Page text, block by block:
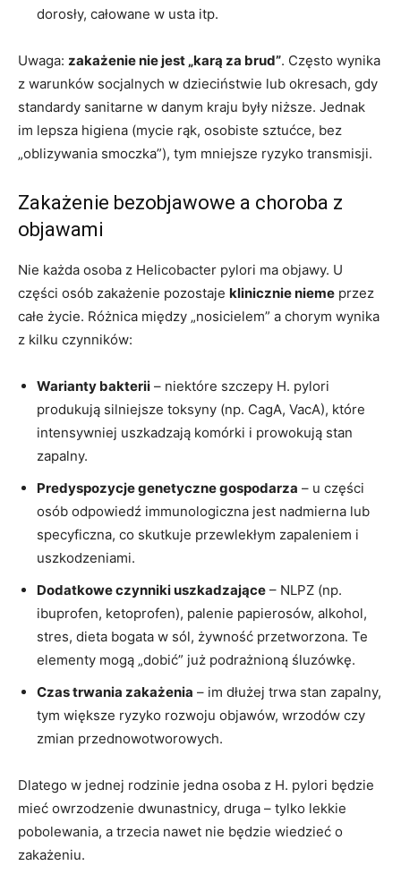
dorosły, całowane w usta itp.
Uwaga: zakażenie nie jest „karą za brud”. Często wynika
z warunków socjalnych w dzieciństwie lub okresach, gdy
standardy sanitarne w danym kraju były niższe. Jednak
im lepsza higiena (mycie rąk, osobiste sztućce, bez
„oblizywania smoczka”), tym mniejsze ryzyko transmisji.
Zakażenie bezobjawowe a choroba z
objawami
Nie każda osoba z Helicobacter pylori ma objawy. U
części osób zakażenie pozostaje klinicznie nieme przez
całe życie. Różnica między „nosicielem” a chorym wynika
z kilku czynników:
Warianty bakterii – niektóre szczepy H. pylori
produkują silniejsze toksyny (np. CagA, VacA), które
intensywniej uszkadzają komórki i prowokują stan
zapalny.
Predyspozycje genetyczne gospodarza – u części
osób odpowiedź immunologiczna jest nadmierna lub
specyficzna, co skutkuje przewlekłym zapaleniem i
uszkodzeniami.
Dodatkowe czynniki uszkadzające – NLPZ (np.
ibuprofen, ketoprofen), palenie papierosów, alkohol,
stres, dieta bogata w sól, żywność przetworzona. Te
elementy mogą „dobić” już podrażnioną śluzówkę.
Czas trwania zakażenia – im dłużej trwa stan zapalny,
tym większe ryzyko rozwoju objawów, wrzodów czy
zmian przednowotworowych.
Dlatego w jednej rodzinie jedna osoba z H. pylori będzie
mieć owrzodzenie dwunastnicy, druga – tylko lekkie
pobolewania, a trzecia nawet nie będzie wiedzieć o
zakażeniu.